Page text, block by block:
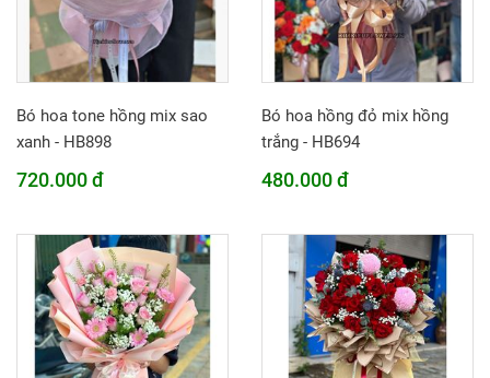
Bó hoa tone hồng mix sao
xanh - HB898
720.000 đ
Bó hoa hồng đỏ mix hồng
trắng - HB694
480.000 đ